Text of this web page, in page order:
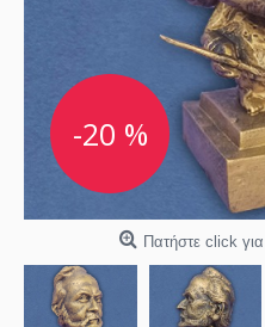
-20 %
Πατήστε click για